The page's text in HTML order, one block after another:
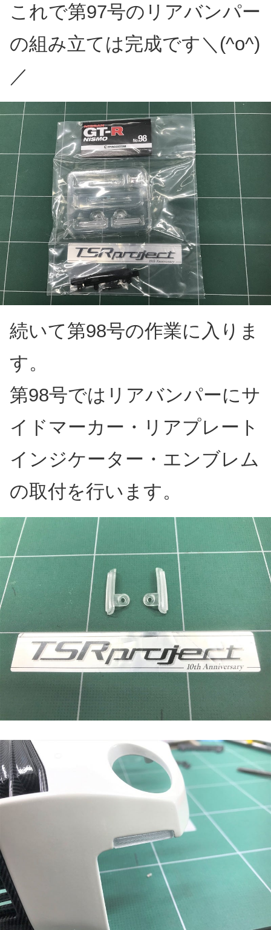
これで第97号のリアバンパー
の組み立ては完成です＼(^o^)
／
続いて第98号の作業に入りま
す。
第98号ではリアバンパーにサ
イドマーカー・リアプレート
インジケーター・エンブレム
の取付を行います。